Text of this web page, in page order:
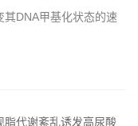
DNA甲基化状态的速
脂代谢紊乱诱发高尿酸